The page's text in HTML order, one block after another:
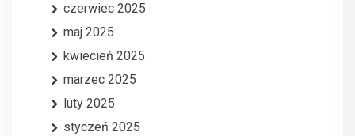
czerwiec 2025
maj 2025
kwiecień 2025
marzec 2025
luty 2025
styczeń 2025